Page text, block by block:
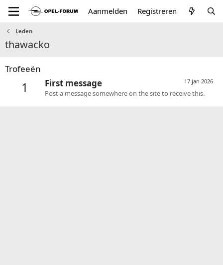
Aanmelden Registreren
Leden
thawacko
Trofeeën
1 17 jan 2026
First message
Post a message somewhere on the site to receive this.